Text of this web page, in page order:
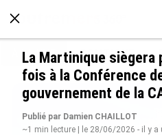
À LA UNE POLITIQUE
La Martinique siègera
fois à la Conférence
gouvernement de la
Publié par Damien CHAILLOT
~1 min lecture | le 28/06/2026 - il y a